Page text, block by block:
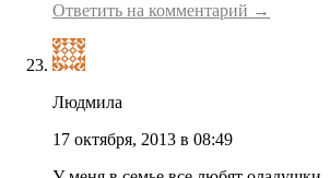
Ответить на комментарий →
Людмила
17 октября, 2013 в 08:49